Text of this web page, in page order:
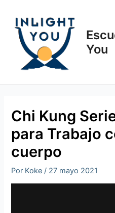
contenido
You
Chi Kung
para Trabajo
cuerpo
Por Koke / 27 mayo 2021
entradas